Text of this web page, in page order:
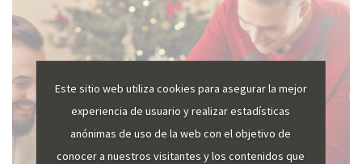
Este sitio web utiliza cookies para asegurar la mejor
experiencia de usuario y realizar estadísticas
anónimas de uso de la web con el objetivo de
conocer a nuestros visitantes y los contenidos que